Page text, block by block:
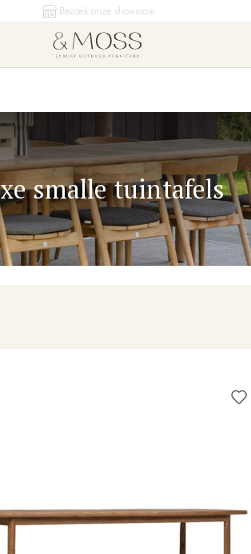
Klanten geven ons een 9.1
smalle tuintafels